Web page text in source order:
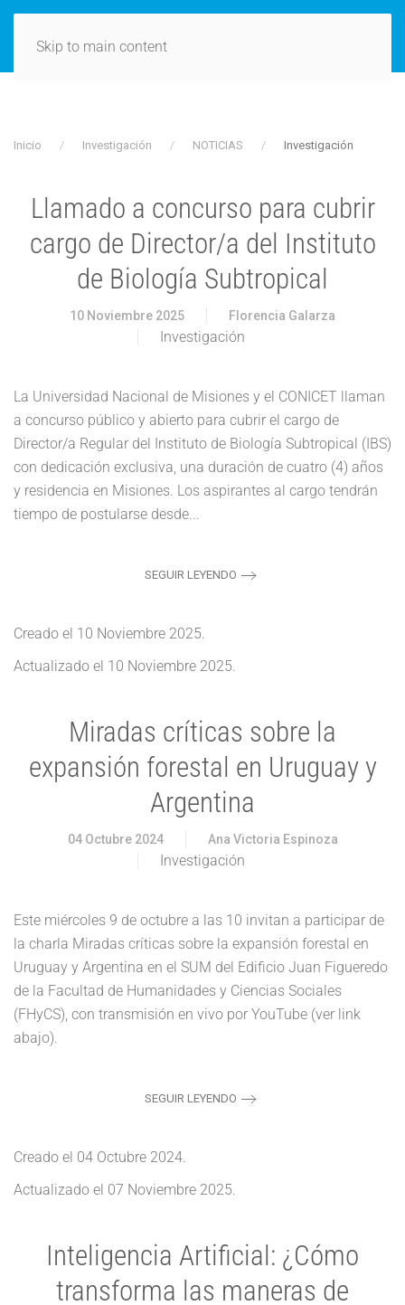
Skip to main content
Inicio Investigación NOTICIAS Investigación
Llamado a concurso para cubrir
cargo de Director/a del Instituto
de Biología Subtropical
10 Noviembre 2025 Florencia Galarza
Investigación
La Universidad Nacional de Misiones y el CONICET llaman
a concurso público y abierto para cubrir el cargo de
Director/a Regular del Instituto de Biología Subtropical (IBS)
con dedicación exclusiva, una duración de cuatro (4) años
y residencia en Misiones. Los aspirantes al cargo tendrán
tiempo de postularse desde...
SEGUIR LEYENDO
Creado el 10 Noviembre 2025.
Actualizado el 10 Noviembre 2025.
Miradas críticas sobre la
expansión forestal en Uruguay y
Argentina
04 Octubre 2024 Ana Victoria Espinoza
Investigación
Este miércoles 9 de octubre a las 10 invitan a participar de
la charla Miradas críticas sobre la expansión forestal en
Uruguay y Argentina en el SUM del Edificio Juan Figueredo
de la Facultad de Humanidades y Ciencias Sociales
(FHyCS), con transmisión en vivo por YouTube (ver link
abajo).
SEGUIR LEYENDO
Creado el 04 Octubre 2024.
Actualizado el 07 Noviembre 2025.
Inteligencia Artificial: ¿Cómo
transforma las maneras de